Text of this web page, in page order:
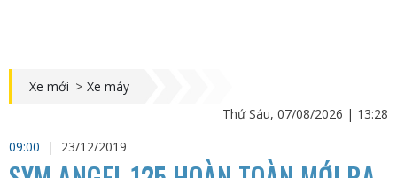
Xe mới > Xe máy
Thứ Sáu, 07/08/2026 | 13:28
09:00
| 23/12/2019